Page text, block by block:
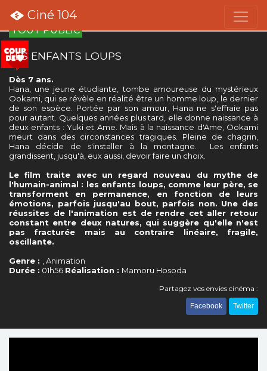
Ciné 104
TOUT PUBLIC
LES ENFANTS LOUPS
Dès 7 ans.
Hana, une jeune étudiante, tombe amoureuse du mystérieux
Ookami, qui se révèle en réalité être un homme loup, le dernier
de son espèce. Portée par son amour, Hana ne s'effraie pas
pour autant. Quelques années plus tard, elle donne naissance à
deux enfants : Yuki et Ame. Mais à la naissance d'Ame, Ookami
meurt dans des circonstances tragiques. Pleine de chagrin,
Hana décide de s'installer à la montagne. Les enfants
grandissent, jusqu'à, eux aussi, devoir faire un choix.
Le film traite avec un regard nouveau du mythe de
l'humain-animal : les enfants loups, comme leur père, se
transforment en permanence, en fonction de leurs
émotions, parfois jusqu'au bout, parfois non. Une des
réussites de l'animation est de rendre cet aller retour
constant entre deux natures, qui suggère qu'elle n'est
pas fracturée mais au contraire linéaire, fragile,
oscillante.
Genre :
, Animation
Durée : 01h56 Réalisation : Mamoru Hosoda
Partagez vos envies cinéma :
Facebook Twitter